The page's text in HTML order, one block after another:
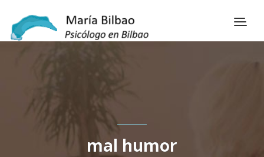
mal humor